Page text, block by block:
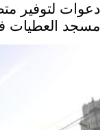
دعوات لتوفير
مسجد العطيات